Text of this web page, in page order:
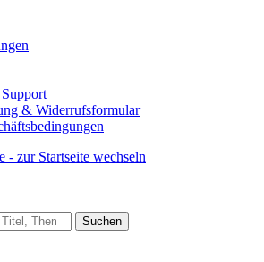
& Widerrufsformular
Suchen